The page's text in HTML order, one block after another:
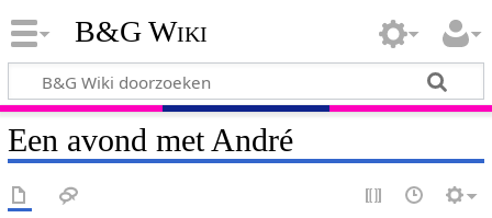
B&G Wiki
Een avond met André